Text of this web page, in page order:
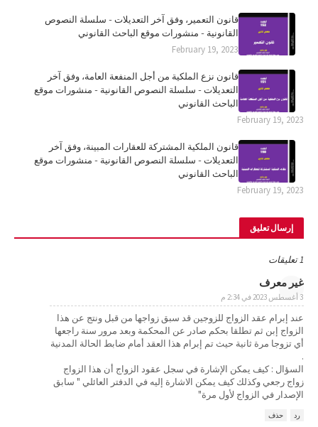
قانون التعمير، وفق آخر التعديلات - سلسلة النصوص
القانونية - منشورات موقع الباحث القانوني
February 19, 2023
قانون نزع الملكية من أجل المنفعة العامة، وفق آخر
التعديلات - سلسلة النصوص القانونية - منشورات موقع
الباحث القانوني
February 19, 2023
قانون الملكية المشتركة للعقارات المبينة، وفق آخر
التعديلات - سلسلة النصوص القانونية - منشورات موقع
الباحث القانوني
February 19, 2023
إرسال تعليق
1 تعليقات
غير معرف
3 أغسطس 2023 في 2:34 م
عند إبرام عقد الزواج للزوجين قد سبق زواجها من قبل ونتج عن هذا
الزواج إبن ثم تطلقا بحكم صادر عن المحكمة وبعد مرور سنة راجعها
أي تزوجا مرة ثانية حيث تم إبرام هذا العقد أمام ضابط الحالة المدنية
.
السؤال : كيف يمكن الإشارة في سجل عقود الزواج أن هذا الزواج
زواج رجعي وكذلك كيف يمكن الاشارة إليه في الدفتر العائلي " سابق
الإصدار في الزواج لأول مرة"
رد حذف